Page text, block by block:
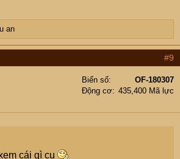
an
#9
Biển số
OF-180307
Động cơ
435,400 Mã lực
cái gì cụ